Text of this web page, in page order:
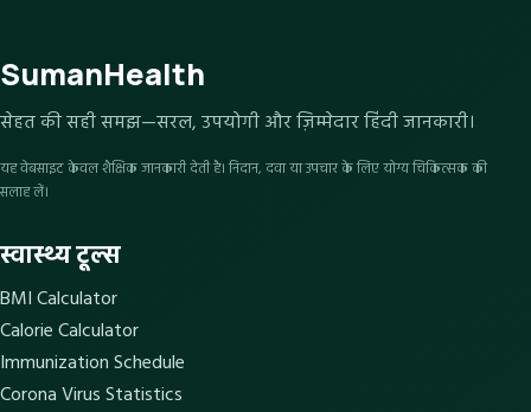
SumanHealth
सेहत की सही समझ—सरल, उपयोगी और ज़िम्मेदार हिंदी जानकारी।
यह वेबसाइट केवल शैक्षिक जानकारी देती है। निदान, दवा या उपचार के लिए योग्य चिकित्सक की
सलाह लें।
स्वास्थ्य टूल्स
BMI Calculator
Calorie Calculator
Immunization Schedule
Corona Virus Statistics